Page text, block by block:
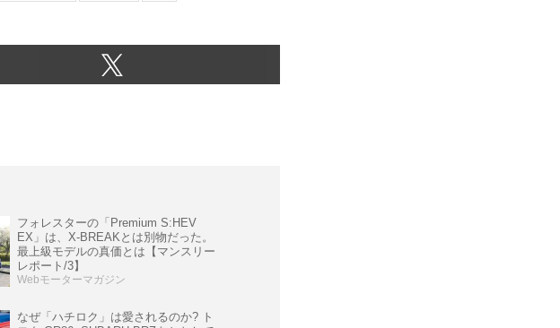
フォレスターの「Premium S:HEV
EX」は、X-BREAKとは別物だった。
最上級モデルの真価とは【マンスリー
レポート/3】
Webモーターマガジン
なぜ「ハチロク」は愛されるのか? ト